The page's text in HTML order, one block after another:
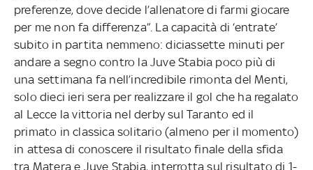
preferenze, dove decide l’allenatore di farmi giocare
per me non fa differenza”. La capacità di ‘entrate’
subito in partita nemmeno: diciassette minuti per
andare a segno contro la Juve Stabia poco più di
una settimana fa nell’incredibile rimonta del Menti,
solo dieci ieri sera per realizzare il gol che ha regalato
al Lecce la vittoria nel derby sul Taranto ed il
primato in classica solitario (almeno per il momento)
in attesa di conoscere il risultato finale della sfida
tra Matera e Juve Stabia, interrotta sul risultato di 1-